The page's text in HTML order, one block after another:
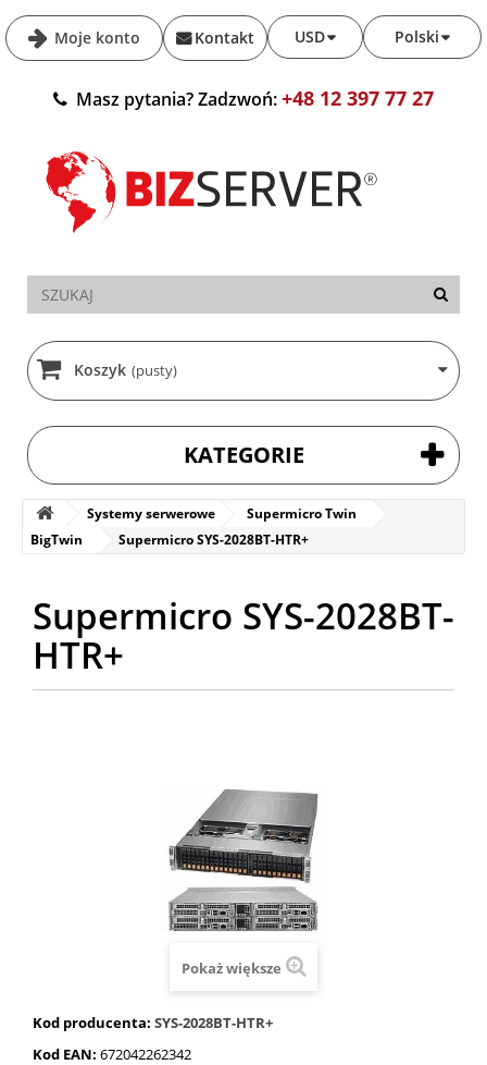
Moje konto Polski
USD
Kontakt
Masz pytania? Zadzwoń:+48 12 397 77 27
Koszyk (pusty)
KATEGORIE
Systemy serwerowe
Supermicro Twin
BigTwin
Supermicro SYS-2028BT-HTR+
Supermicro SYS-2028BT-
HTR+
Pokaż większe
Kod producenta: SYS-2028BT-HTR+
Kod EAN: 672042262342